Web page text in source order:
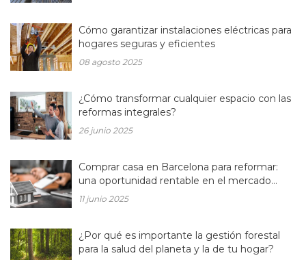
Cómo garantizar instalaciones eléctricas para
hogares seguras y eficientes
08 agosto 2025
¿Cómo transformar cualquier espacio con las
reformas integrales?
26 junio 2025
Comprar casa en Barcelona para reformar:
una oportunidad rentable en el mercado
inmobiliario actual
11 junio 2025
¿Por qué es importante la gestión forestal
para la salud del planeta y la de tu hogar?